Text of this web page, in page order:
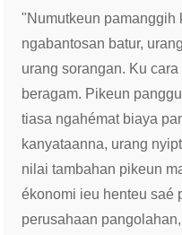
"Numutkeun pamanggih
ngabantosan batur,
urang sorangan. Ku
beragam. Pikeun
tiasa ngahémat biaya
kanyataanna, urang
nilai tambahan pikeun
ékonomi ieu henteu saé
perusahaan